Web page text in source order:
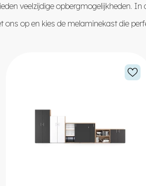
veelzijdige opbergmogelijkheden.
ons op en kies de melaminekast die